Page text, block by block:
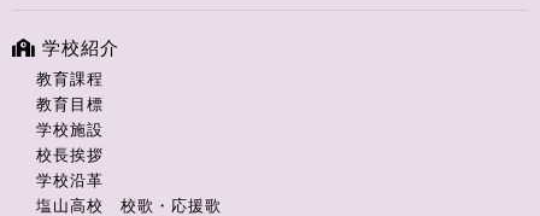
学校紹介
教育課程
教育目標
学校施設
校長挨拶
学校沿革
塩山高校 校歌・応援歌